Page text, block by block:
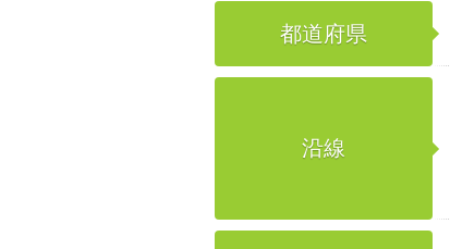
都道府県
沿線